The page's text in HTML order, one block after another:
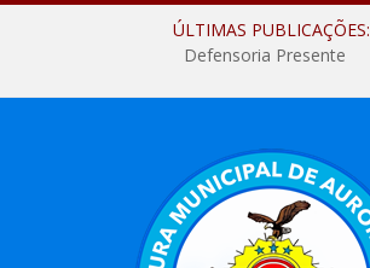
ÚLTIMAS PUBLICAÇÕES:
Defensoria Presente